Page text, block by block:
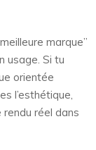
marque”
usage. Si tu
orientée
l’esthétique,
réel dans